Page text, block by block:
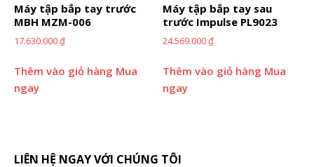
Máy tập bắp tay trước
MBH MZM-006
17.630.000₫
Thêm vào giỏ hàng Mua
ngay
Máy tập bắp tay sau
trước Impulse PL9023
24.569.000₫
Thêm vào giỏ hàng Mua
ngay
LIÊN HỆ NGAY VỚI CHÚNG TÔI